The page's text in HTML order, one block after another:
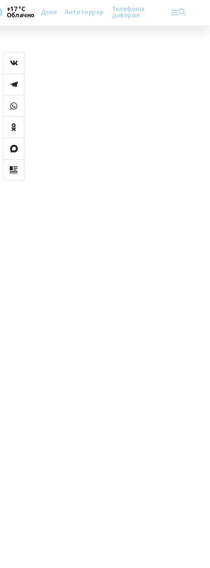
+17 °С
Облачно Дзен Антитеррор Телефоны
доверия